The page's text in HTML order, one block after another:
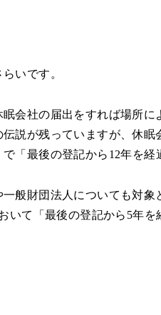
いです。
会社の届出をすれば場所
説が残っていますが、休
「最後の登記から12年を経
般財団法人についても対
いて「最後の登記から5年を